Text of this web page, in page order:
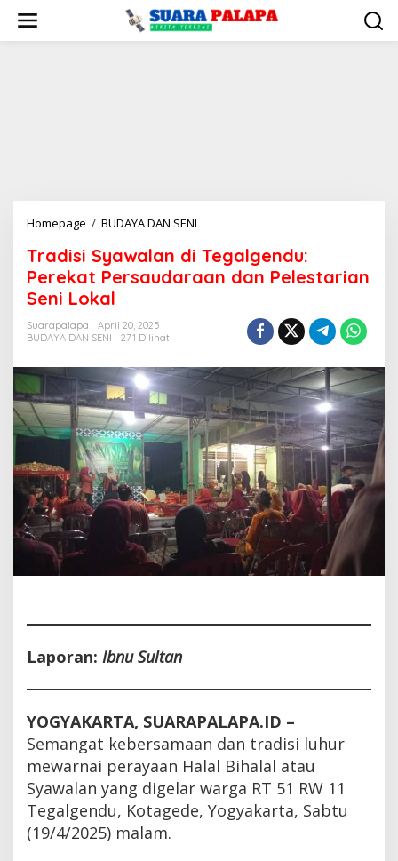
konten
Homepage / BUDAYA DAN SENI
di
Tegalgendu:
Pelestarian
Seni
Lokal
Tradisi Syawalan di Tegalgendu:
Perekat Persaudaraan dan Pelestarian
Seni Lokal
Suarapalapa
April 20, 2025
BUDAYA DAN SENI
271 Dilihat
Laporan: Ibnu Sultan
YOGYAKARTA, SUARAPALAPA.ID –
Semangat kebersamaan dan tradisi luhur
mewarnai perayaan Halal Bihalal atau
Syawalan yang digelar warga RT 51 RW 11
Tegalgendu, Kotagede, Yogyakarta, Sabtu
(19/4/2025) malam.